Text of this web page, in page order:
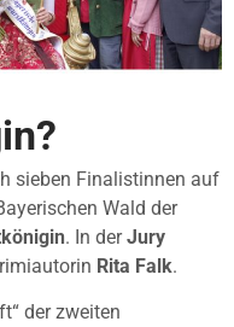
sieben Finalistinnen auf
Wald der
. In derJury
Rita Falk.
der zweiten